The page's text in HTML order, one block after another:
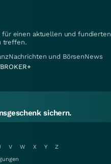
für einen aktuellen und fundierten
treffen.
und BörsenNews
sichern.
V W X Y
Z